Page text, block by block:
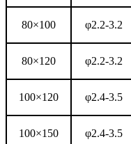
80×100 φ2.2-3.2
80×120 φ2.2-3.2
100×120 φ2.4-3.5
100×150 φ2.4-3.5